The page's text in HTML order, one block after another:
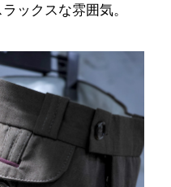
ックスな雰囲気。